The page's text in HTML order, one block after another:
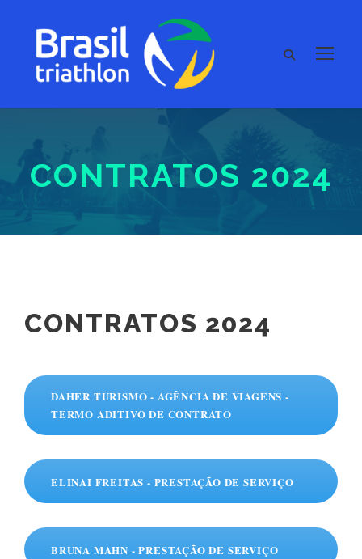
CONTRATOS 2024
CONTRATOS 2024
DAHER TURISMO - AGÊNCIA DE VIAGENS -
TERMO ADITIVO DE CONTRATO
ELINAI FREITAS - PRESTAÇÃO DE SERVIÇO
BRUNA MAHN - PRESTAÇÃO DE SERVIÇO